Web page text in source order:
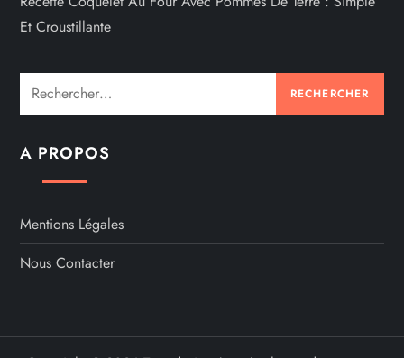
Et Croustillante
Rechercher :
A PROPOS
Mentions Légales
Nous Contacter